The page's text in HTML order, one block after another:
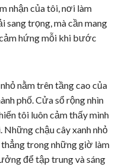
nhận của tôi, nơi làm
trọng, mà cần mang
hứng mỗi khi bước
nằm trên tầng cao của
phố. Cửa sổ rộng nhìn
tôi luôn cảm thấy mình
Những chậu cây xanh nhỏ
trong những giờ làm
để tập trung và sáng